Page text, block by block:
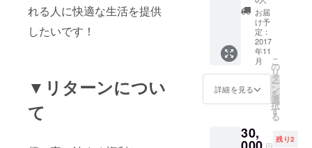
れる人に快適な生活を提供
したいです！
▼リターンについ
て
参加し
ます！
時期
2018年
1月13日
(土)17:0
0〜
22:00
場未定)
com/）
のサイ
バー、
一番下
にあな
たのバ
ナーを
3ヶ月掲
載しま
1ヶ月
5000円
お届
け予
定：
2017
年11
月
詳細を見る
こ
の
リ
タ
ー
ン
を
選
択
す
る
30, 残り2